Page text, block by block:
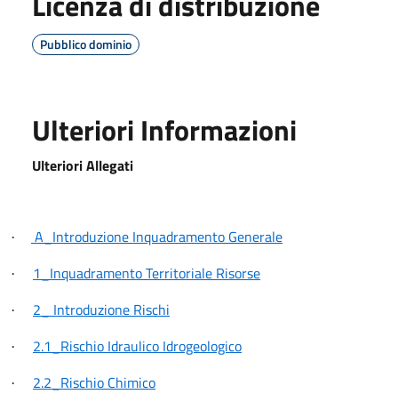
Pubblico dominio
Ulteriori Informazioni
Ulteriori Allegati
· A_Introduzione Inquadramento Generale
· 1_Inquadramento Territoriale Risorse
· 2_ Introduzione Rischi
· 2.1_Rischio Idraulico Idrogeologico
· 2.2_Rischio Chimico